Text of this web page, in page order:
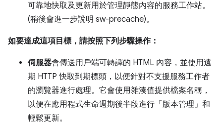
可靠地快取及更新用於管理靜態內容的服務工作站。
(稍後會進一步說明 sw-precache)。
如要達成這項目標，請按照下列步驟操作：
伺服器會傳送用戶端可轉譯的 HTML 內容，並使用遠
期 HTTP 快取到期標頭，以便針對不支援服務工作者
的瀏覽器進行處理。它會使用雜湊值提供檔案名稱，
以便在應用程式生命週期後半段進行「版本管理」和
輕鬆更新。